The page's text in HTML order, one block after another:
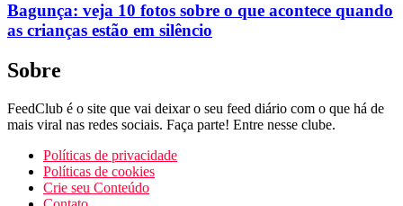
Bagunça: veja 10 fotos sobre o que acontece quando
as crianças estão em silêncio
Sobre
FeedClub é o site que vai deixar o seu feed diário com o que há de
mais viral nas redes sociais. Faça parte! Entre nesse clube.
Políticas de privacidade
Políticas de cookies
Crie seu Conteúdo